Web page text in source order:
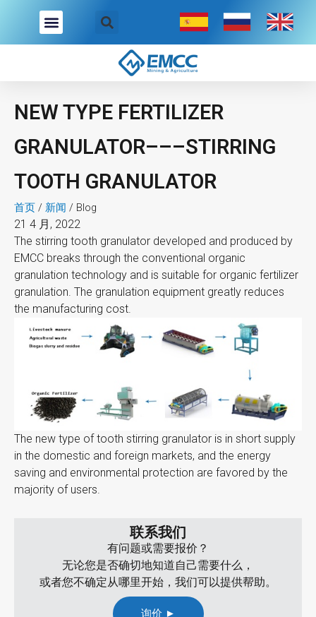
内
NEW TYPE FERTILIZER
GRANULATOR–––STIRRING
TOOTH GRANULATOR
首页 / 新闻 / Blog
21 4 月, 2022
The stirring tooth granulator developed and produced by
EMCC breaks through the conventional organic
granulation technology and is suitable for organic fertilizer
granulation. The granulation equipment greatly reduces
the manufacturing cost.
The new type of tooth stirring granulator is in short supply
in the domestic and foreign markets, and the energy
saving and environmental protection are favored by the
majority of users.
联系我们
有问题或需要报价？
无论您是否确切地知道自己需要什么，
或者您不确定从哪里开始，我们可以提供帮助。
询价 ►